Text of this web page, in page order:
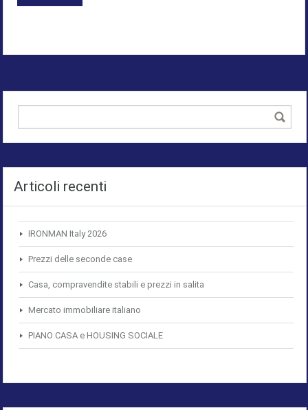
Articoli recenti
IRONMAN Italy 2026
Prezzi delle seconde case
Casa, compravendite stabili e prezzi in salita
Mercato immobiliare italiano
PIANO CASA e HOUSING SOCIALE